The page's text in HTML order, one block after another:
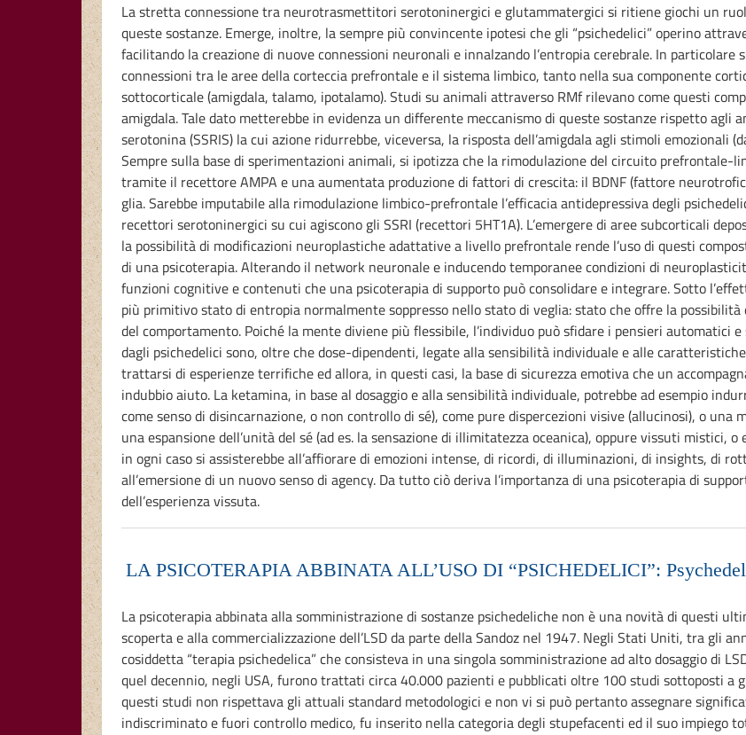
La stretta connessione tra neurotrasmettitori serotoninergici e glutammatergici si ritiene giochi un
queste sostanze. Emerge, inoltre, la sempre più convincente ipotesi che gli “psichedelici” operino
facilitando la creazione di nuove connessioni neuronali e innalzando l’entropia cerebrale. In
connessioni tra le aree della corteccia prefrontale e il sistema limbico, tanto nella sua componente
sottocorticale (amigdala, talamo, ipotalamo). Studi su animali attraverso RMf rilevano come questi
amigdala. Tale dato metterebbe in evidenza un differente meccanismo di queste sostanze rispetto
serotonina (SSRIS) la cui azione ridurrebbe, viceversa, la risposta dell’amigdala agli stimoli emozionali
Sempre sulla base di sperimentazioni animali, si ipotizza che la rimodulazione del circuito
tramite il recettore AMPA e una aumentata produzione di fattori di crescita: il BDNF (fattore
glia. Sarebbe imputabile alla rimodulazione limbico-prefrontale l’efficacia antidepressiva degli
recettori serotoninergici su cui agiscono gli SSRI (recettori 5HT1A). L’emergere di aree subcorticali
la possibilità di modificazioni neuroplastiche adattative a livello prefrontale rende l’uso di questi
di una psicoterapia. Alterando il network neuronale e inducendo temporanee condizioni di
funzioni cognitive e contenuti che una psicoterapia di supporto può consolidare e integrare. Sotto
più primitivo stato di entropia normalmente soppresso nello stato di veglia: stato che offre la
del comportamento. Poiché la mente diviene più flessibile, l’individuo può sfidare i pensieri automatici
dagli psichedelici sono, oltre che dose-dipendenti, legate alla sensibilità individuale e alle
trattarsi di esperienze terrifiche ed allora, in questi casi, la base di sicurezza emotiva che un
indubbio aiuto. La ketamina, in base al dosaggio e alla sensibilità individuale, potrebbe ad esempio
come senso di disincarnazione, o non controllo di sé), come pure dispercezioni visive (allucinosi), o
una espansione dell’unità del sé (ad es. la sensazione di illimitatezza oceanica), oppure vissuti mistici, o
in ogni caso si assisterebbe all’affiorare di emozioni intense, di ricordi, di illuminazioni, di insights, di
all’emersione di un nuovo senso di agency. Da tutto ciò deriva l’importanza di una psicoterapia di
dell’esperienza vissuta.
LA PSICOTERAPIA ABBINATA ALL’USO DI “PSICHEDELICI”:
La psicoterapia abbinata alla somministrazione di sostanze psichedeliche non è una novità di questi
scoperta e alla commercializzazione dell’LSD da parte della Sandoz nel 1947. Negli Stati Uniti, tra gli
cosiddetta “terapia psichedelica” che consisteva in una singola somministrazione ad alto dosaggio di
quel decennio, negli USA, furono trattati circa 40.000 pazienti e pubblicati oltre 100 studi sottoposti a
questi studi non rispettava gli attuali standard metodologici e non vi si può pertanto assegnare
indiscriminato e fuori controllo medico, fu inserito nella categoria degli stupefacenti ed il suo impiego